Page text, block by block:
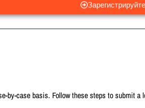
by-case basis. Follow these steps to submit a